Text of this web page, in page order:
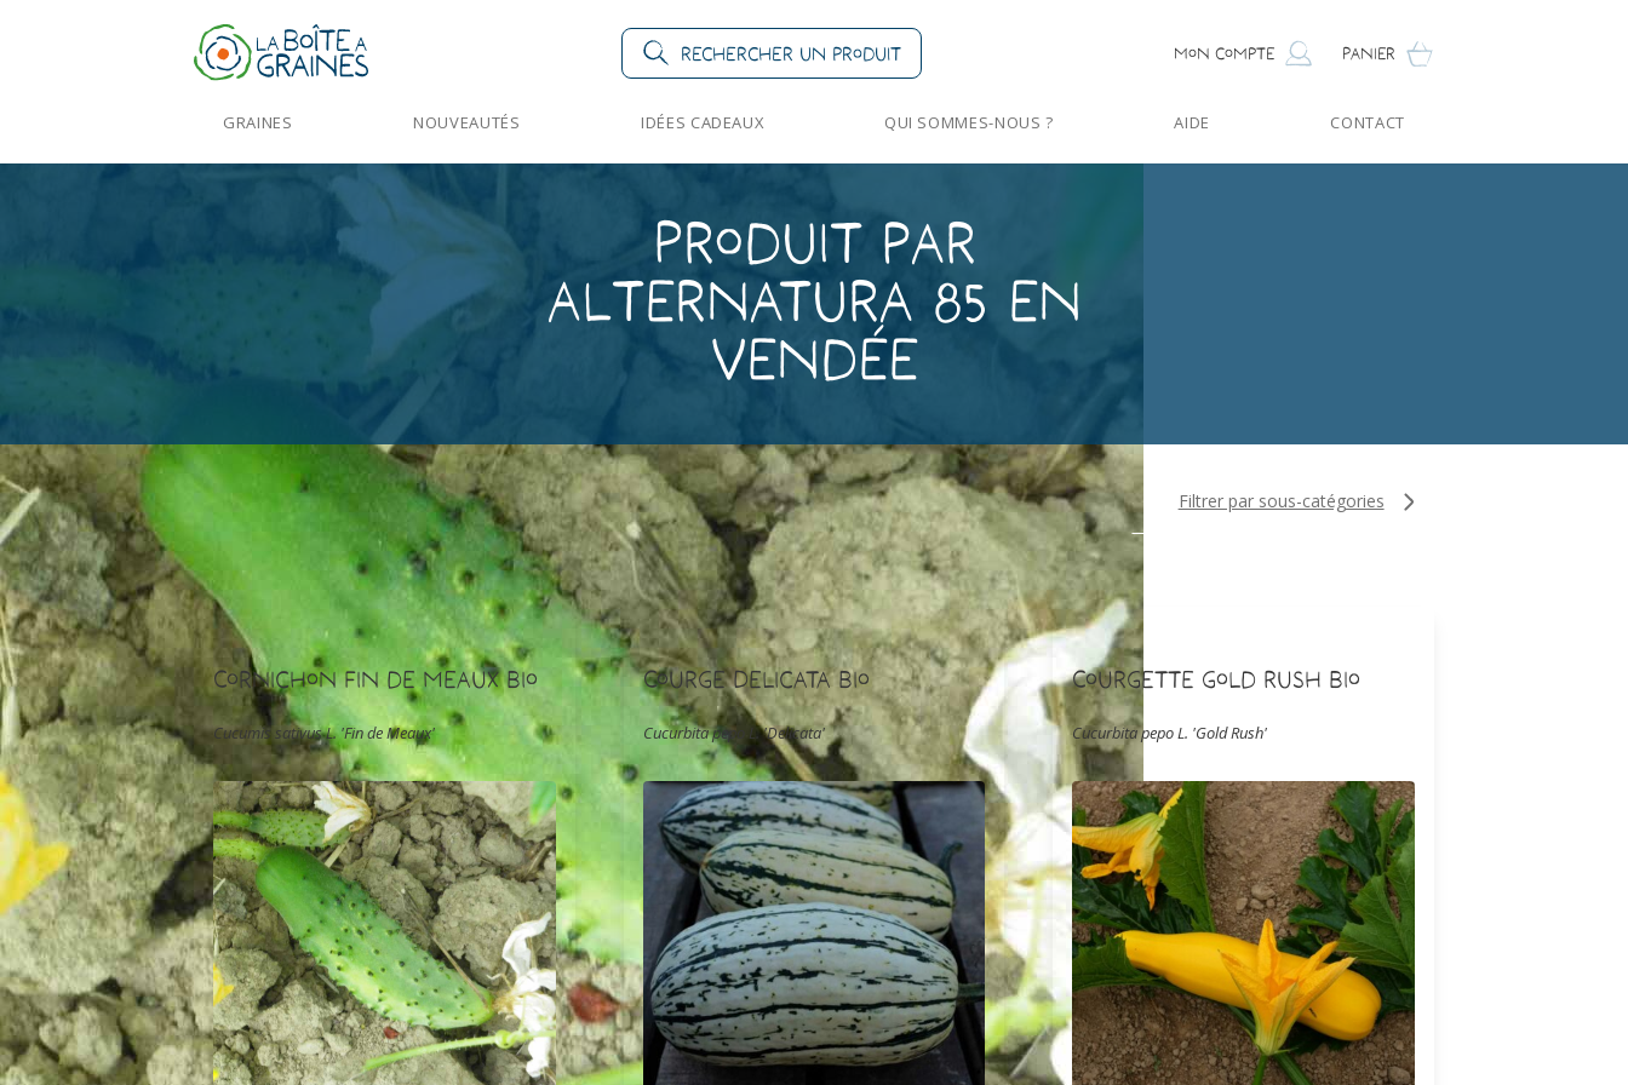
Rechercher un produit Mon compte Panier
GRAINES NOUVEAUTÉS IDÉES CADEAUX QUI SOMMES-NOUS ? AIDE CONTACT
Produit par
Alternatura 85 en
Vendée
Accueil Produit par Alternatura 85 en Vendée Filtrer par sous-catégories
Cornichon Fin de Meaux Bio
Cucumis sativus L. 'Fin de Meaux'
Courge Delicata Bio
Cucurbita pepo L. 'Delicata'
Courgette Gold Rush Bio
Cucurbita pepo L. 'Gold Rush'